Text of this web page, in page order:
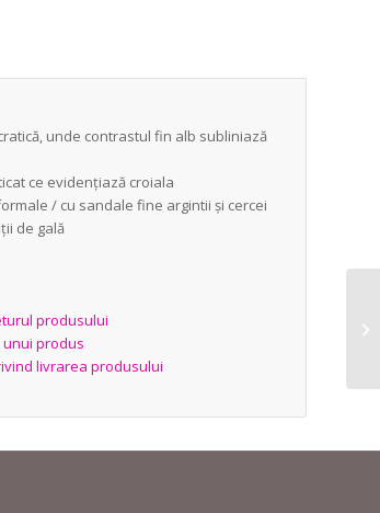
unde contrastul fin alb subliniază
ce evidențiază croiala
/ cu sandale fine argintii și cercei
de gală
produsului
produs
livrarea produsului